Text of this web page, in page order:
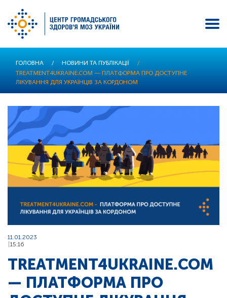
ГОЛОВНА / НОВИНИ ТА ПУБЛІКАЦІЇ
/
TREATMENT4UKRAINE.COM — ПЛАТФОРМА ПРО ДОСТУПНЕ
ЛІКУВАННЯ ДЛЯ УКРАЇНЦІВ ЗА КОРДОНОМ
11.01.2023
15:16
TREATMENT4UKRAINE.COM
— ПЛАТФОРМА ПРО